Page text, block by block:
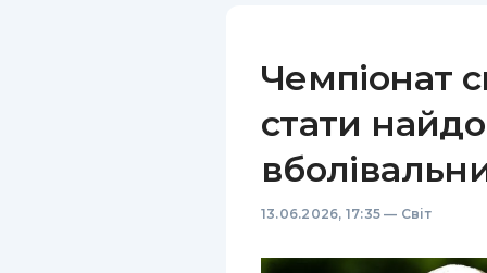
Чемпіонат
стати
13.06.2026, 17:35 — Світ